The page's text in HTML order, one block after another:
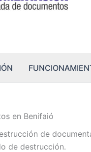
en Benifaió
de
de destrucción.